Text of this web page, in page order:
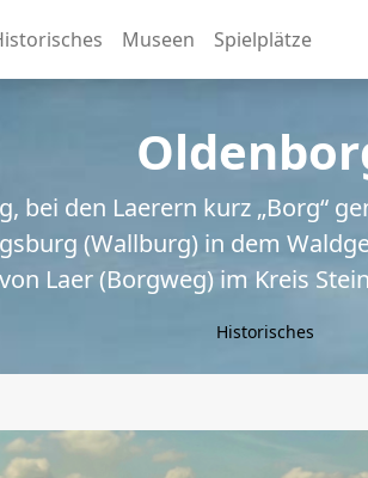
Museen Spielplätze
bei den Laerern kurz „Borg“
(Wallburg) in dem
Laer (Borgweg) im Kreis
Historisches